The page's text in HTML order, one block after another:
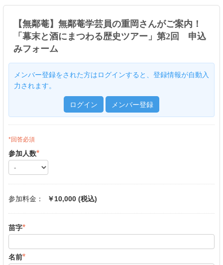
【無鄰菴】無鄰菴学芸員の重岡さんがご案内！
「幕末と酒にまつわる歴史ツアー」第2回 申込
みフォーム
メンバー登録をされた方はログインすると、登録情報が自動入
力されます。
ログイン メンバー登録
*回答必須
参加人数*
参加料金： ￥10,000 (税込)
苗字*
名前*